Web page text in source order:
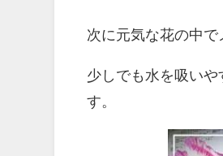
次に元気な花の中で
少しでも水を吸い
す。